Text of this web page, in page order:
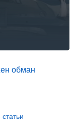
обман